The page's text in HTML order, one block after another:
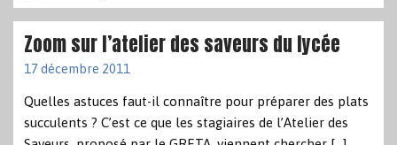
Zoom sur l’atelier des saveurs du lycée
17 décembre 2011
Quelles astuces faut-il connaître pour préparer des plats
succulents ? C’est ce que les stagiaires de l’Atelier des